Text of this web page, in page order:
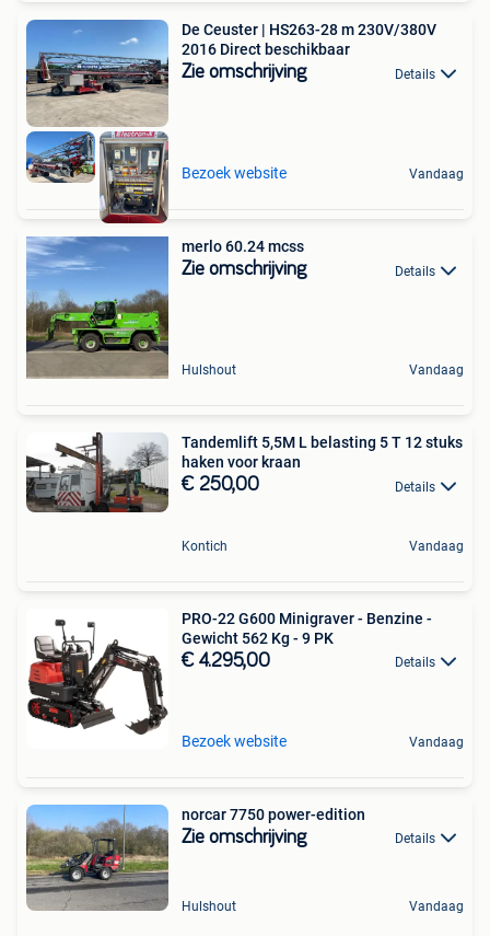
De Ceuster | HS263-28 m 230V/380V
2016 Direct beschikbaar
Zie omschrijving Details
Bezoek website Vandaag
merlo 60.24 mcss
Zie omschrijving Details
Hulshout Vandaag
Tandemlift 5,5M L belasting 5 T 12 stuks
haken voor kraan
€ 250,00 Details
Kontich Vandaag
PRO-22 G600 Minigraver - Benzine -
Gewicht 562 Kg - 9 PK
€ 4.295,00 Details
Bezoek website Vandaag
norcar 7750 power-edition
Zie omschrijving Details
Hulshout Vandaag